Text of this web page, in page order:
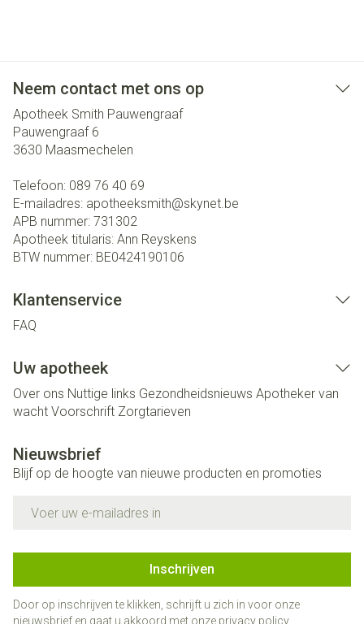
Neem contact met ons op
Apotheek Smith Pauwengraaf
Pauwengraaf 6
3630 Maasmechelen
Telefoon: 089 76 40 69
E-mailadres: apotheeksmith@skynet.be
APB nummer: 731302
Apotheek titularis: Ann Reyskens
BTW nummer: BE0424190106
Klantenservice
FAQ
Uw apotheek
Over ons Nuttige links Gezondheidsnieuws Apotheker van
wacht Voorschrift Zorgtarieven
Nieuwsbrief
Blijf op de hoogte van nieuwe producten en promoties
Inschrijven
Door op inschrijven te klikken, schrijft u zich in voor onze
nieuwsbrief en gaat u akkoord met onze privacy policy.